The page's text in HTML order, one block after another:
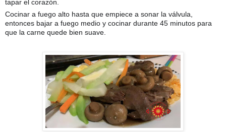
tapar el corazón.
Cocinar a fuego alto hasta que empiece a sonar la válvula,
entonces bajar a fuego medio y cocinar durante 45 minutos para
que la carne quede bien suave.